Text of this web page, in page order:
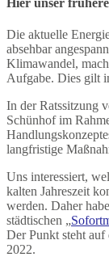
Die aktuelle
absehbar
Klimawandel,
Aufgabe. Dies gilt
In der Ratssitzung
Schünhof im
langfristige
Uns interessiert,
kalten Jahreszeit
werden. Daher
städtischen „
Der Punkt steht auf
2022.